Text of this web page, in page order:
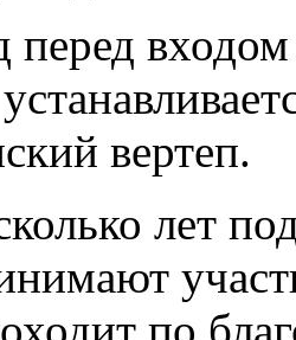
вертеп.
лет